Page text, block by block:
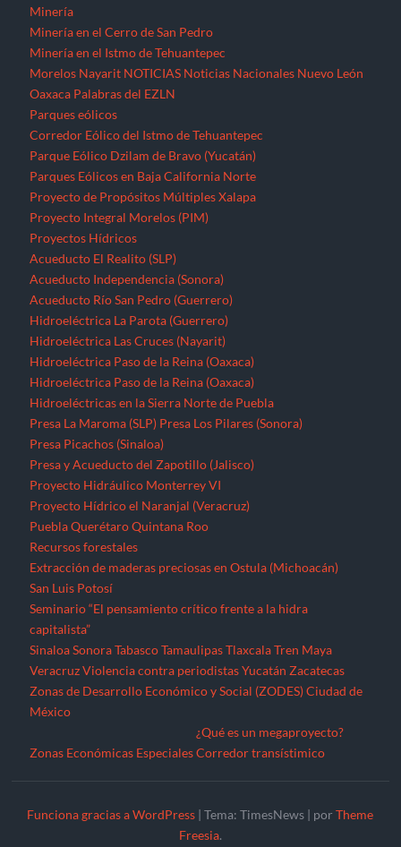
Minería
Minería en el Cerro de San Pedro
Minería en el Istmo de Tehuantepec
Morelos Nayarit NOTICIAS Noticias Nacionales Nuevo León
Oaxaca Palabras del EZLN
Parques eólicos
Corredor Eólico del Istmo de Tehuantepec
Parque Eólico Dzilam de Bravo (Yucatán)
Parques Eólicos en Baja California Norte
Proyecto de Propósitos Múltiples Xalapa
Proyecto Integral Morelos (PIM)
Proyectos Hídricos
Acueducto El Realito (SLP)
Acueducto Independencia (Sonora)
Acueducto Río San Pedro (Guerrero)
Hidroeléctrica La Parota (Guerrero)
Hidroeléctrica Las Cruces (Nayarit)
Hidroeléctrica Paso de la Reina (Oaxaca)
Hidroeléctrica Paso de la Reina (Oaxaca)
Hidroeléctricas en la Sierra Norte de Puebla
Presa La Maroma (SLP) Presa Los Pilares (Sonora)
Presa Picachos (Sinaloa)
Presa y Acueducto del Zapotillo (Jalisco)
Proyecto Hidráulico Monterrey VI
Proyecto Hídrico el Naranjal (Veracruz)
Puebla Querétaro Quintana Roo
Recursos forestales
Extracción de maderas preciosas en Ostula (Michoacán)
San Luis Potosí
Seminario “El pensamiento crítico frente a la hidra
capitalista”
Sinaloa Sonora Tabasco Tamaulipas Tlaxcala Tren Maya
Veracruz Violencia contra periodistas Yucatán Zacatecas
Zonas de Desarrollo Económico y Social (ZODES) Ciudad de
México
Zonas Económicas Especiales
¿Qué es un megaproyecto?
Corredor transístimico
Funciona gracias a WordPress |Tema: TimesNews | porTheme
Freesia.